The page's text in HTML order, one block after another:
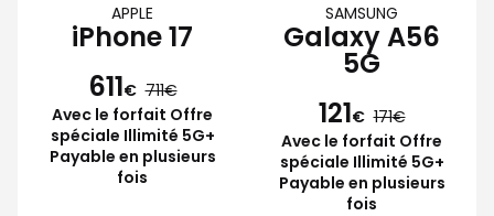
APPLE
iPhone 17
611€ 711
Avec le forfait Offre
spéciale Illimité 5G+
Payable en plusieurs
fois
SAMSUNG
Galaxy A56
5G
121€ 171
Avec le forfait Offre
spéciale Illimité 5G+
Payable en plusieurs
fois